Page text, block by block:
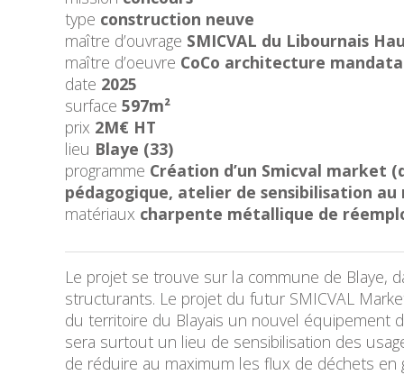
type construction neuve
maître d’ouvrage SMICVAL du
maître d’oeuvre CoCo architecture
date 2025
surface 597m²
prix 2M€ HT
lieu Blaye (33)
programme Création d’un Smicval market
pédagogique, atelier de sensibilisation au
matériaux charpente métallique de
Le projet se trouve sur la commune de Blaye,
structurants. Le projet du futur SMICVAL
du territoire du Blayais un nouvel équipement
sera surtout un lieu de sensibilisation des
de réduire au maximum les flux de déchets